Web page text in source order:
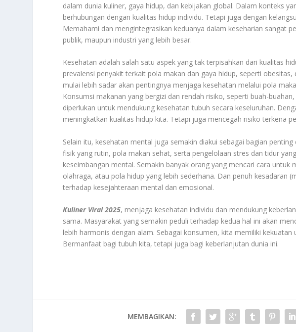
dalam dunia kuliner, gaya hidup, dan kebijakan global. Dalam konteks
berhubungan dengan kualitas hidup individu. Tetapi juga dengan
Memahami dan mengintegrasikan keduanya dalam keseharian sangat
publik, maupun industri yang lebih besar.
Kesehatan adalah salah satu aspek yang tak terpisahkan dari kualitas
prevalensi penyakit terkait pola makan dan gaya hidup, seperti
mulai lebih sadar akan pentingnya menjaga kesehatan melalui pola
Konsumsi makanan yang bergizi dan rendah risiko, seperti buah-
diperlukan untuk mendukung kesehatan tubuh secara keseluruhan.
meningkatkan kualitas hidup kita. Tetapi juga mencegah risiko terkena
Selain itu, kesehatan mental juga semakin diakui sebagai bagian
fisik yang rutin, pola makan sehat, serta pengelolaan stres dan tidur
keseimbangan mental. Semakin banyak orang yang mencari cara untuk
olahraga, atau pola hidup yang lebih sederhana. Dan penuh kesadaran
terhadap kesejahteraan mental dan emosional.
Kuliner Viral 2025, menjaga kesehatan individu dan mendukung
sama. Masyarakat yang semakin peduli terhadap kedua hal ini akan
lebih harmonis dengan alam. Sebagai konsumen, kita memiliki
Bermanfaat bagi tubuh kita, tetapi juga bagi keberlanjutan dunia ini.
MEMBAGIKAN: